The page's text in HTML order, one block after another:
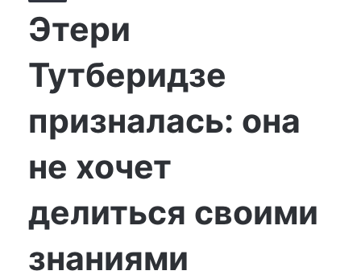
Этери
Тутберидзе
призналась: она
не хочет
делиться своими
знаниями